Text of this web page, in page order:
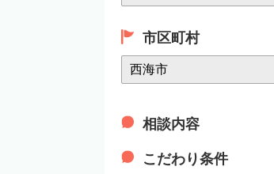
市区町村
相談内容
こだわり条件